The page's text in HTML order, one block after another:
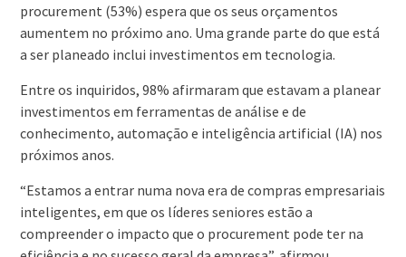
procurement (53%) espera que os seus orçamentos
aumentem no próximo ano. Uma grande parte do que está
a ser planeado inclui investimentos em tecnologia.
Entre os inquiridos, 98% afirmaram que estavam a planear
investimentos em ferramentas de análise e de
conhecimento, automação e inteligência artificial (IA) nos
próximos anos.
“Estamos a entrar numa nova era de compras empresariais
inteligentes, em que os líderes seniores estão a
compreender o impacto que o procurement pode ter na